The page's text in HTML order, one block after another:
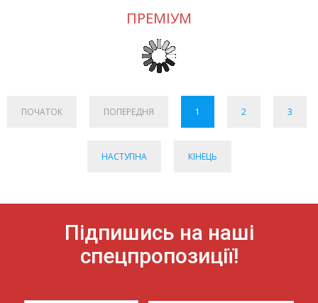
ПРЕМІУМ
ПОЧАТОК ПОПЕРЕДНЯ 1 2 3
НАСТУПНА КІНЕЦЬ
Підпишись на наші
спецпропозиції!